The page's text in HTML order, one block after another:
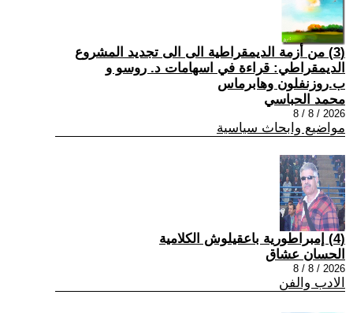
(3) من أزمة الديمقراطية الى الى تجديد المشروع
الديمقراطي: قراءة في اسهامات د. روسو و
ب.روزنفلون وهابرماس
محمد الحباسي
2026 / 8 / 8
مواضيع وابحاث سياسية
(4) إمبراطورية باعقيلوش الكلامية
الحسان عشاق
2026 / 8 / 8
الادب والفن